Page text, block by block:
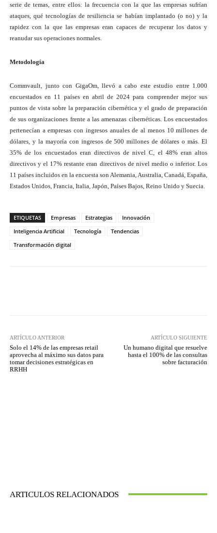
serie de temas, entre ellos: la frecuencia con la que las empresas sufrían
ataques, qué tecnologías de resiliencia se habían implantado (o no) y la
rapidez con la que las empresas eran capaces de recuperar los datos y
reanudar sus operaciones normales.
Metodología
Commvault, junto con GigaOm, llevó a cabo este estudio entre 1.000
encuestados en 11 países en abril de 2024 para comprender mejor sus
puntos de vista sobre la preparación cibernética y el grado de preparación
de sus organizaciones frente a las amenazas cibernéticas. Los encuestados
pertenecían a empresas con ingresos anuales de al menos 10 millones de
dólares, y la mayoría con ingresos de 500 millones de dólares o más. El
35% de los encuestados eran directivos de nivel C, el 48% eran altos
directivos y el 17% restante eran directivos de nivel medio o inferior. Los
11 países incluidos en la encuesta son Alemania, Australia, Canadá, España,
Estados Unidos, Francia, Italia, Japón, Países Bajos, Reino Unido y Suecia.
ETIQUETAS Empresas Estrategias
Innovación
Inteligencia Artificial
Tecnología
Tendencias
Transformación digital
ARTÍCULO ANTERIOR
Solo el 14% de las empresas retail
aprovecha al máximo sus datos para
tomar decisiones estratégicas en
RRHH
ARTÍCULO SIGUIENTE
Un humano digital que resuelve
hasta el 100% de las consultas
sobre facturación
ARTICULOS RELACIONADOS